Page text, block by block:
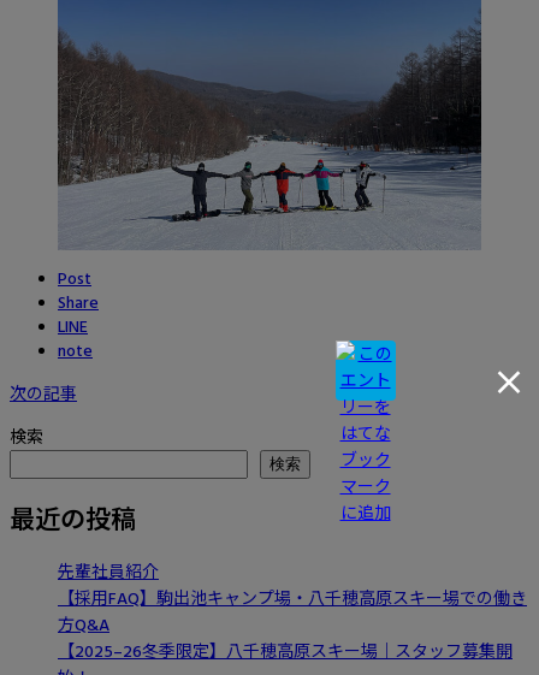
Post
Share
LINE
note
次の記事
検索
検索
最近の投稿
先輩社員紹介
【採用FAQ】駒出池キャンプ場・八千穂高原スキー場での働き
方Q&A
【2025–26冬季限定】八千穂高原スキー場｜スタッフ募集開